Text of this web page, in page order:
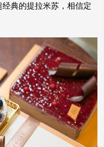
典的提拉米苏，相信定